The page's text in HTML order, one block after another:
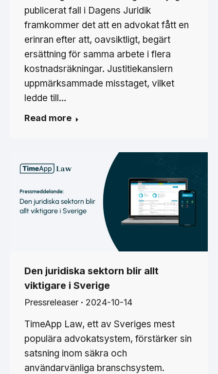
publicerat fall i Dagens Juridik
framkommer det att en advokat fått en
erinran efter att, oavsiktligt, begärt
ersättning för samma arbete i flera
kostnadsräkningar. Justitiekanslern
uppmärksammade misstaget, vilket
ledde till…
Read more
Den juridiska sektorn blir allt
viktigare i Sverige
Pressreleaser 2024-10-14
TimeApp Law, ett av Sveriges mest
populära advokatsystem, förstärker sin
satsning inom säkra och
användarvänliga branschsystem.